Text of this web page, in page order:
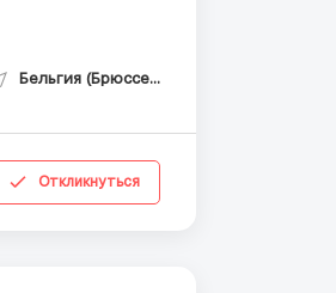
Бельгия (Брюссель)
Откликнуться